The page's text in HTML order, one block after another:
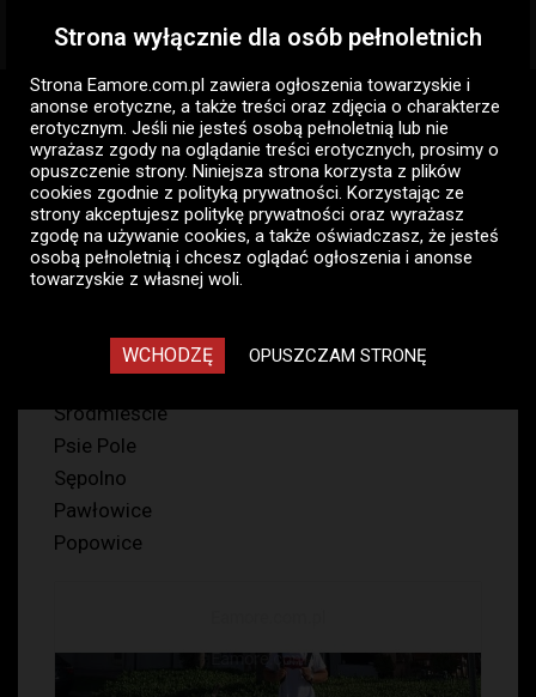
Eamore.com.pl Ogłoszenia panów
Pan szuka pani
Wrocław
Seks analny
Seks analny - Wrocław, Pan
szuka pani - ogłoszenia
towarzyskie panów
53
Fabryczna
Śródmieście
Psie Pole
Sępolno
Pawłowice
Popowice
Strona wyłącznie dla osób pełnoletnich
Strona Eamore.com.pl zawiera ogłoszenia towarzyskie i
anonse erotyczne, a także treści oraz zdjęcia o charakterze
erotycznym. Jeśli nie jesteś osobą pełnoletnią lub nie
wyrażasz zgody na oglądanie treści erotycznych, prosimy o
opuszczenie strony. Niniejsza strona korzysta z plików
cookies zgodnie z polityką prywatności. Korzystając ze
strony akceptujesz politykę prywatności oraz wyrażasz
zgodę na używanie cookies, a także oświadczasz, że jesteś
osobą pełnoletnią i chcesz oglądać ogłoszenia i anonse
towarzyskie z własnej woli.
WCHODZĘ OPUSZCZAM STRONĘ